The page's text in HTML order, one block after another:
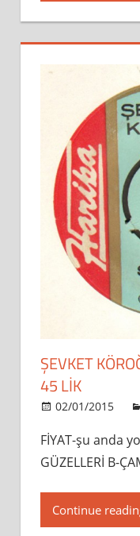
ŞEVKET
45 LİK
02/01/2015
FİYAT-şu anda
GÜZELLERİ B-
Continue